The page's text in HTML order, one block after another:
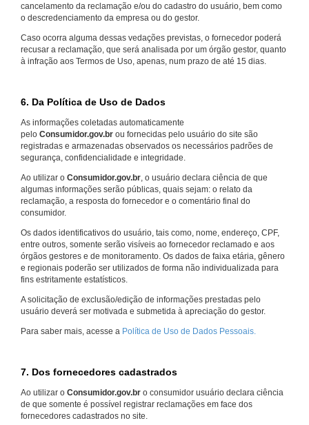
cancelamento da reclamação e/ou do cadastro do usuário, bem como
o descredenciamento da empresa ou do gestor.
Caso ocorra alguma dessas vedações previstas, o fornecedor poderá
recusar a reclamação, que será analisada por um órgão gestor, quanto
à infração aos Termos de Uso, apenas, num prazo de até 15 dias.
6. Da Política de Uso de Dados
As informações coletadas automaticamente
pelo Consumidor.gov.br ou fornecidas pelo usuário do site são
registradas e armazenadas observados os necessários padrões de
segurança, confidencialidade e integridade.
Ao utilizar o Consumidor.gov.br , o usuário declara ciência de que
algumas informações serão públicas, quais sejam: o relato da
reclamação, a resposta do fornecedor e o comentário final do
consumidor.
Os dados identificativos do usuário, tais como, nome, endereço, CPF,
entre outros, somente serão visíveis ao fornecedor reclamado e aos
órgãos gestores e de monitoramento. Os dados de faixa etária, gênero
e regionais poderão ser utilizados de forma não individualizada para
fins estritamente estatísticos.
A solicitação de exclusão/edição de informações prestadas pelo
usuário deverá ser motivada e submetida à apreciação do gestor.
Para saber mais, acesse a Política de Uso de Dados Pessoais.
7. Dos fornecedores cadastrados
Ao utilizar o Consumidor.gov.br o consumidor usuário declara ciência
de que somente é possível registrar reclamações em face dos
fornecedores cadastrados no site.